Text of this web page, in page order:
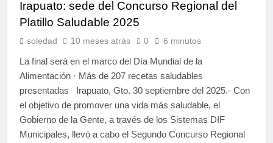
Irapuato: sede del Concurso Regional del
Platillo Saludable 2025
soledad 10 meses atrás 0 6 minutos
La final será en el marco del Día Mundial de la
Alimentación · Más de 207 recetas saludables
presentadas Irapuato, Gto. 30 septiembre del 2025.- Con
el objetivo de promover una vida más saludable, el
Gobierno de la Gente, a través de los Sistemas DIF
Municipales, llevó a cabo el Segundo Concurso Regional